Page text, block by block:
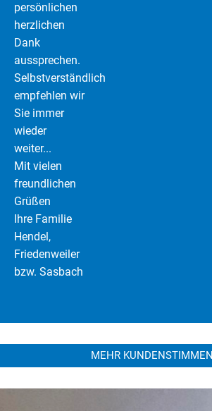
persönlichen
herzlichen
Dank
aussprechen.
Selbstverständlich
empfehlen wir
Sie immer
wieder
weiter...
Mit vielen
freundlichen
Grüßen
Ihre Familie
Hendel,
Friedenweiler
bzw. Sasbach
MEHR KUNDENSTIMMEN